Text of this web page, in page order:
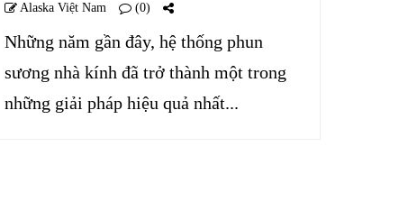
Alaska Việt Nam (0)
Những năm gần đây, hệ thống phun
sương nhà kính đã trở thành một trong
những giải pháp hiệu quả nhất...